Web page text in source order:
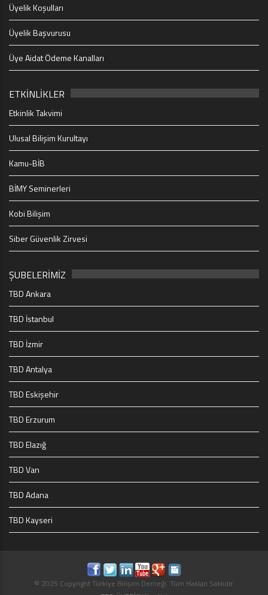
Üyelik Koşulları
Üyelik Başvurusu
Üye Aidat Ödeme Kanalları
ETKİNLİKLER
Etkinlik Takvimi
Ulusal Bilişim Kurultayı
Kamu-BİB
BİMY Seminerleri
Kobi Bilişim
Siber Güvenlik Zirvesi
ŞUBELERİMİZ
TBD Ankara
TBD İstanbul
TBD İzmir
TBD Antalya
TBD Eskişehir
TBD Erzurum
TBD Elazığ
TBD Van
TBD Adana
TBD Kayseri
© 2025 Copyright Türkiye Bilişim Derneği. Tüm Hakları Saklıdır.